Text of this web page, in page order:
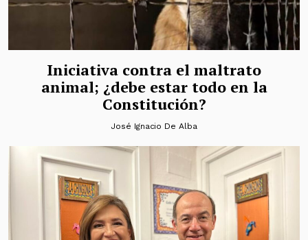
Iniciativa contra el maltrato
animal; ¿debe estar todo en la
Constitución?
José Ignacio De Alba